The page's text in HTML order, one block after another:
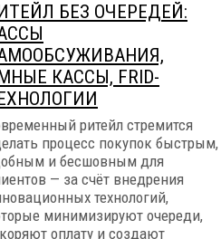
БЕЗ ОЧЕРЕДЕЙ:
КАССЫ, FRID-
ритейл стремится
процесс покупок быстрым,
и бесшовным для
— за счёт внедрения
технологий,
минимизируют очереди,
оплату и создают